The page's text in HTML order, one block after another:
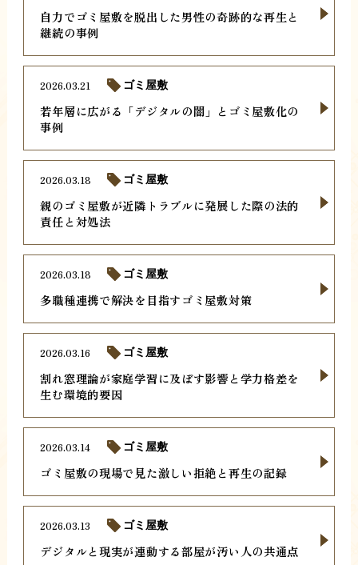
自力でゴミ屋敷を脱出した男性の奇跡的な再生と
継続の事例
若年層に広がる「デジタルの闇」とゴミ屋敷化の
事例
2026.03.21 ゴミ屋敷
親のゴミ屋敷が近隣トラブルに発展した際の法的
責任と対処法
2026.03.18 ゴミ屋敷
多職種連携で解決を目指すゴミ屋敷対策
2026.03.18 ゴミ屋敷
割れ窓理論が家庭学習に及ぼす影響と学力格差を
生む環境的要因
2026.03.16 ゴミ屋敷
ゴミ屋敷の現場で見た激しい拒絶と再生の記録
2026.03.14 ゴミ屋敷
デジタルと現実が連動する部屋が汚い人の共通点
2026.03.13 ゴミ屋敷